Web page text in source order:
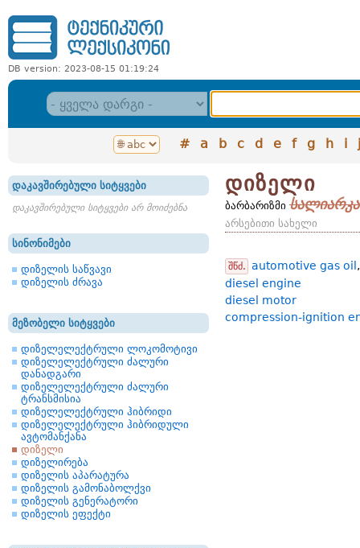
DB version: 2023-08-15 01:19:24
# a b c d e f g h i j
დაკავშირებული სიტყვები
დაკავშირებული სიტყვები არ მოიძებნა
სინონიმები
დიზელის საწვავი
დიზელის ძრავა
მეზობელი სიტყვები
დიზელელექტრული ლოკომოტივი
დიზელელექტრული ძალური
დანადგარი
დიზელელექტრული ძალური
ტრანსმისია
დიზელელექტრული ჰიბრიდი
დიზელელექტრული ჰიბრიდული
ავტომანქანა
დიზელი
დიზელირება
დიზელის აპარატურა
დიზელის გამონაბოლქვი
დიზელის გენერატორი
დიზელის ეფექტი
დიზელი
ბარბარიზმი სალიარკა
არსებითი სახელი
შწძ. automotive gas oil
diesel engine
diesel motor
compression-ignition